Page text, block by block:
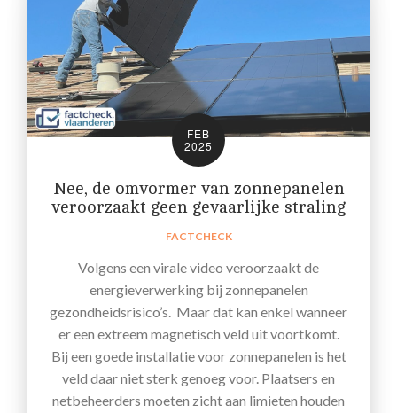
FEB
2025
Nee, de omvormer van zonnepanelen
veroorzaakt geen gevaarlijke straling
FACTCHECK
Volgens een virale video veroorzaakt de
energieverwerking bij zonnepanelen
gezondheidsrisico’s. Maar dat kan enkel wanneer
er een extreem magnetisch veld uit voortkomt.
Bij een goede installatie voor zonnepanelen is het
veld daar niet sterk genoeg voor. Plaatsers en
netbeheerders moeten zicht aan limieten houden